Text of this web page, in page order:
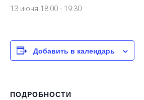
13 июня 18:00 - 19:30
Добавить в календарь
ПОДРОБНОСТИ